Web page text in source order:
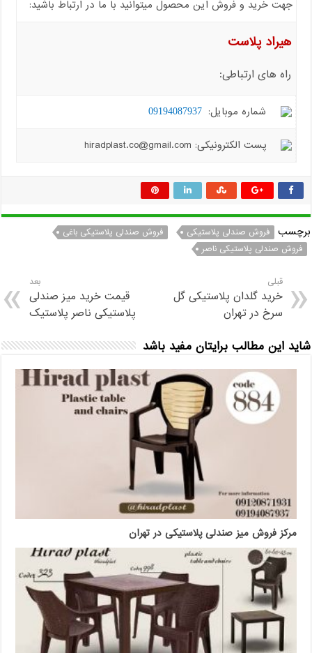
جهت خرید و فروش این محصول میتوانید با ما در ارتباط باشید:
هیراد پلاست
راه های ارتباطی:
شماره موبایل: 09194087937
پست الکترونیکی: hiradplast.co@gmail.com
برچسب فروش صندلی پلاستیکی
فروش صندلی پلاستیکی باغی
فروش صندلی پلاستیکی ناصر
قبلی
خرید گلدان پلاستیکی گل
سرخ در تهران
بعد
قیمت خرید میز صندلی
پلاستیکی ناصر پلاستیک
شاید این مطالب برایتان مفید باشد
مرکز فروش میز صندلی پلاستیکی در تهران